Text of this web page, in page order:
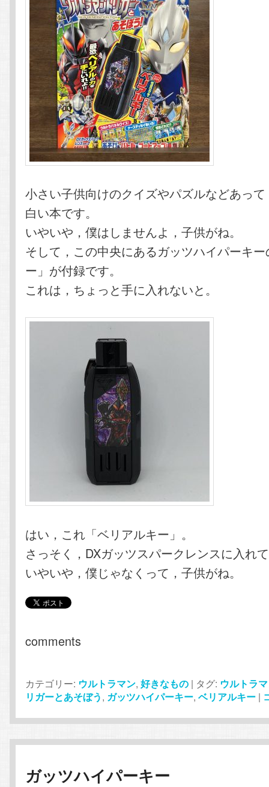
小さい子供向けのクイズやパズルなどあっ
白い本です。
いやいや，僕はしませんよ，子供がね。
そして，この中央にあるガッツハイパーキ
ー」が付録です。
これは，ちょっと手に入れないと。
はい，これ「ベリアルキー」。
さっそく，DXガッツスパークレンスに入れ
いやいや，僕じゃなくって，子供がね。
comments
カテゴリー: ウルトラマン,好きなもの | タグ: ウルトラ
リガーとあそぼう, ガッツハイパーキー,ベリアルキー |
ガッツハイパーキー